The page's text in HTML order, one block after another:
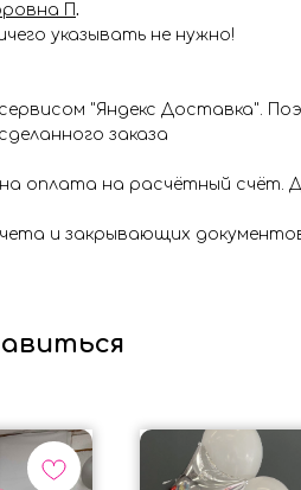
П.
указывать не нужно!
"Яндекс Доставка".
заказа
оплата на расчётный
и закрывающих